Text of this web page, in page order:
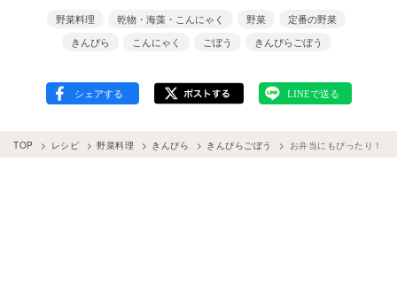
野菜料理 乾物・海藻・こんにゃく 野菜
定番の野菜
きんぴら
こんにゃく ごぼう きんぴらごぼう
TOP レシピ 野菜料理 きんぴら きんぴらごぼう お弁当にもぴったり！ご